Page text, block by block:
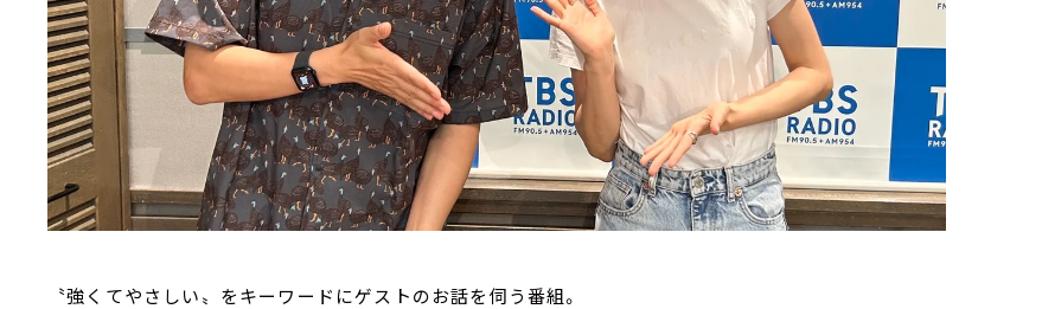
〝強くてやさしい〟をキーワードにゲストのお話を伺う番組。